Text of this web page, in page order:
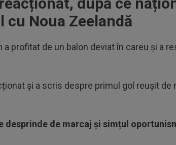
Noua Zeelandă
a profitat de un balon deviat în careu și a
și a scris despre primul gol reușit de
desprinde de marcaj și simțul